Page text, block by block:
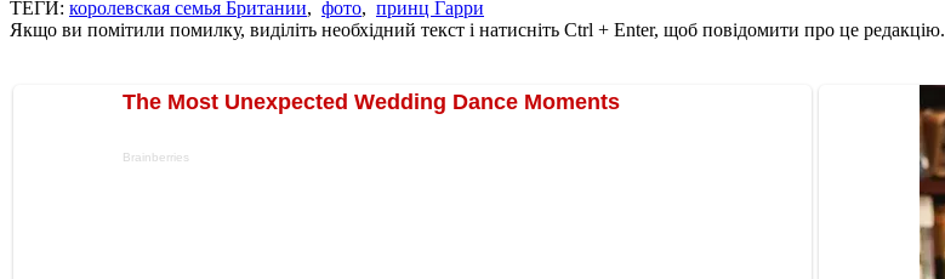
ТЕГИ: королевская семья Британии, фото, принц Гарри
Якщо ви помітили помилку, виділіть необхідний текст і натисніть Ctrl + Enter, щоб повідомити про це редакцію.